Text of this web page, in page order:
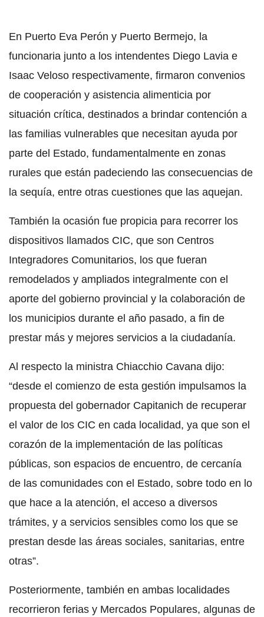
En Puerto Eva Perón y Puerto Bermejo, la
funcionaria junto a los intendentes Diego Lavia e
Isaac Veloso respectivamente, firmaron convenios
de cooperación y asistencia alimenticia por
situación crítica, destinados a brindar contención a
las familias vulnerables que necesitan ayuda por
parte del Estado, fundamentalmente en zonas
rurales que están padeciendo las consecuencias de
la sequía, entre otras cuestiones que las aquejan.
También la ocasión fue propicia para recorrer los
dispositivos llamados CIC, que son Centros
Integradores Comunitarios, los que fueran
remodelados y ampliados integralmente con el
aporte del gobierno provincial y la colaboración de
los municipios durante el año pasado, a fin de
prestar más y mejores servicios a la ciudadanía.
Al respecto la ministra Chiacchio Cavana dijo:
“desde el comienzo de esta gestión impulsamos la
propuesta del gobernador Capitanich de recuperar
el valor de los CIC en cada localidad, ya que son el
corazón de la implementación de las políticas
públicas, son espacios de encuentro, de cercanía
de las comunidades con el Estado, sobre todo en lo
que hace a la atención, el acceso a diversos
trámites, y a servicios sensibles como los que se
prestan desde las áreas sociales, sanitarias, entre
otras”.
Posteriormente, también en ambas localidades
recorrieron ferias y Mercados Populares, algunas de